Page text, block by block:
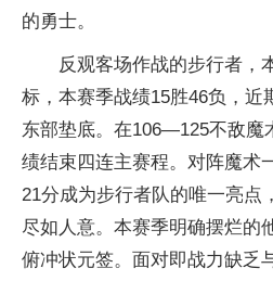
的勇士。
反观客场作战的步行者，
标，本赛季战绩15胜46负，近
东部垫底。在106—125不敌魔
绩结束四连主赛程。对阵魔术
21分成为步行者队的唯一亮点
尽如人意。本赛季明确摆烂的
俯冲状元签。面对即战力缺乏